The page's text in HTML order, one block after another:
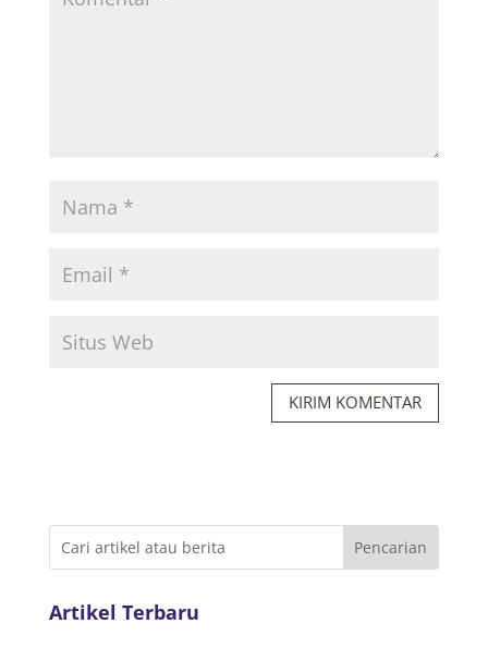
KIRIM KOMENTAR
Artikel Terbaru